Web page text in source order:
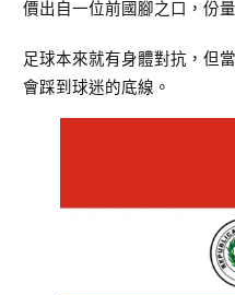
價出自一位前國腳之口，份
足球本來就有身體對抗，但
會踩到球迷的底線。